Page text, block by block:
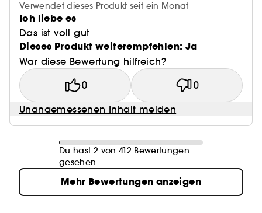
Verwendet dieses Produkt seit ein Monat
Ich liebe es
Das ist voll gut
Dieses Produkt weiterempfehlen: Ja
War diese Bewertung hilfreich?
0 0
Unangemessenen Inhalt melden
Du hast 2 von 412 Bewertungen
gesehen
Mehr Bewertungen anzeigen